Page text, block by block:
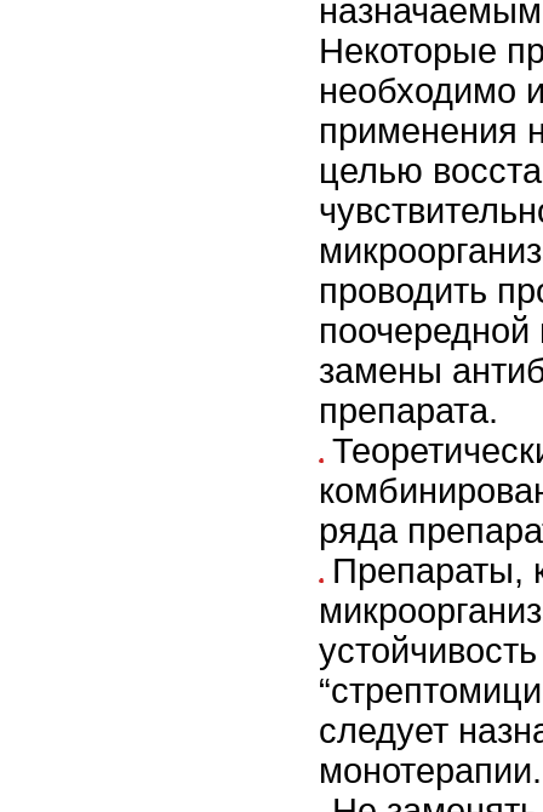
Некоторые
необходимо
применения
целью
проводить
поочередной
замены
препарата.
ряда
Препараты,
устойчивость
следует
монотерапии.